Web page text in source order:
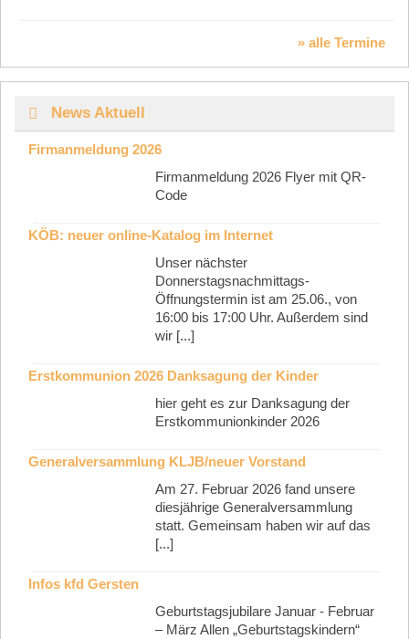
» alle Termine
News Aktuell
Firmanmeldung 2026
Firmanmeldung 2026 Flyer mit QR-
Code
KÖB: neuer online-Katalog im Internet
Unser nächster
Donnerstagsnachmittags-
Öffnungstermin ist am 25.06., von
16:00 bis 17:00 Uhr. Außerdem sind
wir [...]
Erstkommunion 2026 Danksagung der Kinder
hier geht es zur Danksagung der
Erstkommunionkinder 2026
Generalversammlung KLJB/neuer Vorstand
Am 27. Februar 2026 fand unsere
diesjährige Generalversammlung
statt. Gemeinsam haben wir auf das
[...]
Infos kfd Gersten
Geburtstagsjubilare Januar - Februar
– März Allen „Geburtstagskindern“